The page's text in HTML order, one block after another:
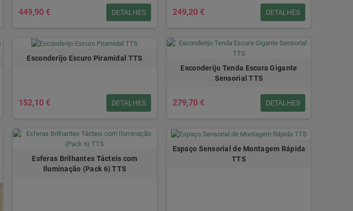
449,90 € DETALHES 249,20 € DETALHES
Esconderijo Escuro Piramidal TTS
152,10 € DETALHES
Esconderijo Tenda Escura Gigante
Sensorial TTS
279,70 € DETALHES
Esferas Brilhantes Tácteis com
Iluminação (Pack 6) TTS
Espaço Sensorial de Montagem Rápida
TTS